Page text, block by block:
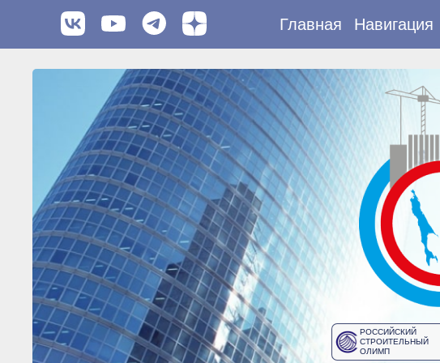
Главная Навигация
РОССИЙСКИЙ
СТРОИТЕЛЬНЫЙ
ОЛИМП